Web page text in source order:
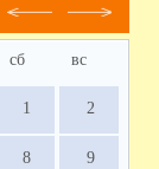
сб вс
1 2
8 9